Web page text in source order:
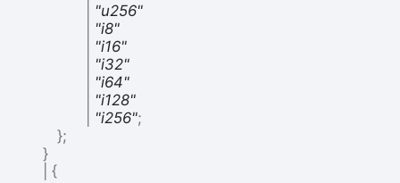
"u256"
"i8"
"i16"
"i32"
"i64"
"i128"
"i256";
};
}
{